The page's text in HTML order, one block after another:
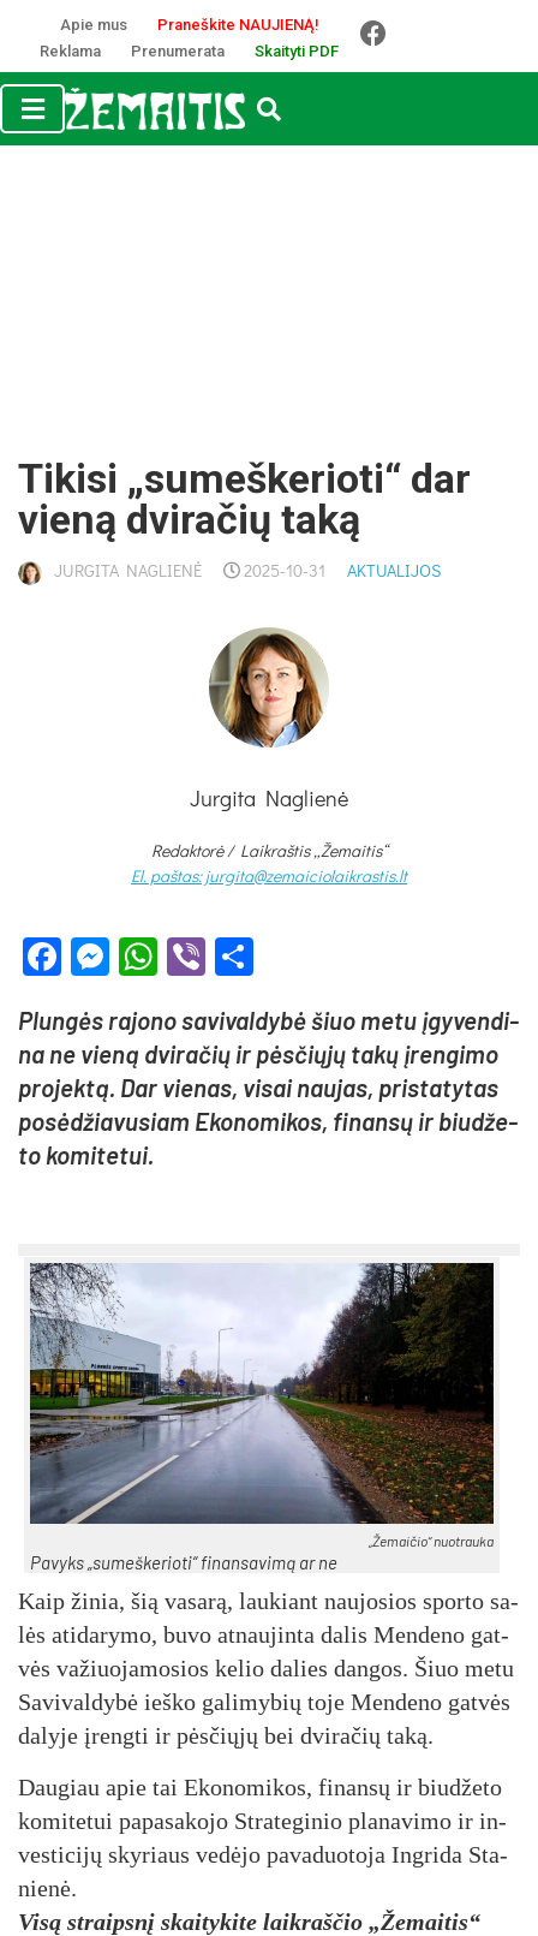
Apie mus
Praneškite NAUJIENĄ!
Reklama
Prenumerata Skaityti PDF
Ti­ki­si „su­meš­ke­rio­ti“ dar
vie­ną dvi­ra­čių ta­ką
JURGITA NAGLIENĖ 2025-10-31 AKTUALIJOS
Jurgita Naglienė
Redaktorė / Laikraštis „Žemaitis“
El. paštas: jurgita@zemaiciolaikrastis.lt
Facebook
Messenger
WhatsApp
Viber
Plun­gės ra­jo­no sa­vi­val­dy­bė šiuo me­tu įgy­ven­di­
na ne vie­ną dvi­ra­čių ir pės­čių­jų ta­kų įren­gi­mo
pro­jek­tą. Dar vie­nas, vi­sai nau­jas, pri­sta­ty­tas
po­sė­džia­vu­siam Eko­no­mi­kos, fi­nan­sų ir biu­dže­
to ko­mi­te­tui.
„Žemaičio“ nuotrauka
Pavyks „sumeškerioti“ finansavimą ar ne
Kaip ži­nia, šią va­sa­rą, lau­kiant nau­jo­sios spor­to sa­
lės ati­da­ry­mo, bu­vo at­nau­jin­ta da­lis Men­de­no gat­
vės va­žiuo­ja­mo­sios ke­lio da­lies dan­gos. Šiuo me­tu
Sa­vi­val­dy­bė ieš­ko ga­li­my­bių to­je Men­de­no gat­vės
da­ly­je įreng­ti ir pės­čių­jų bei dvi­ra­čių ta­ką.
Dau­giau apie tai Eko­no­mi­kos, fi­nan­sų ir biu­dže­to
ko­mi­te­tui pa­pa­sa­ko­jo Stra­te­gi­nio pla­na­vi­mo ir in­
ves­ti­ci­jų sky­riaus ve­dė­jo pa­va­duo­to­ja Ing­ri­da Sta­
nie­nė.
Visą straipsnį skaitykite laikraščio „Žemaitis“